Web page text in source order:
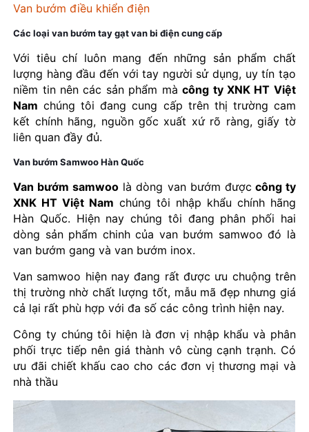
Van bướm điều khiển điện
Các loại van bướm tay gạt van bi điện cung cấp
Với tiêu chí luôn mang đến những sản phẩm chất
lượng hàng đầu đến với tay người sử dụng, uy tín tạo
niềm tin nên các sản phẩm màcông ty XNK HT Việt
Nam chúng tôi đang cung cấp trên thị trường cam
kết chính hãng, nguồn gốc xuất xứ rõ ràng, giấy tờ
liên quan đầy đủ.
Van bướm Samwoo Hàn Quốc
Van bướm samwoo là dòng van bướm được công ty
XNK HT Việt Nam chúng tôi nhập khẩu chính hãng
Hàn Quốc. Hiện nay chúng tôi đang phân phối hai
dòng sản phẩm chinh của van bướm samwoo đó là
van bướm gang và van bướm inox.
Van samwoo hiện nay đang rất được ưu chuộng trên
thị trường nhờ chất lượng tốt, mẫu mã đẹp nhưng giá
cả lại rất phù hợp với đa số các công trình hiện nay.
Công ty chúng tôi hiện là đơn vị nhập khẩu và phân
phối trực tiếp nên giá thành vô cùng cạnh trạnh. Có
ưu đãi chiết khấu cao cho các đơn vị thương mại và
nhà thầu